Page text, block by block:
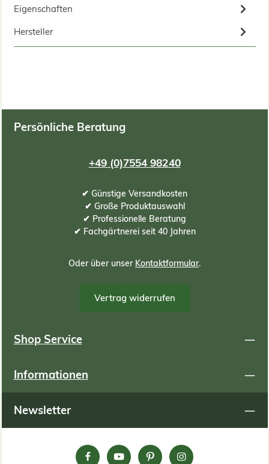
Eigenschaften
Hersteller
Persönliche Beratung
+49 (0)7554 98240
✔ Günstige Versandkosten
✔ Große Produktauswahl
✔ Professionelle Beratung
✔ Fachgärtnerei seit 40 Jahren
Oder über unser Kontaktformular.
Vertrag widerrufen
Shop Service
Informationen
Newsletter